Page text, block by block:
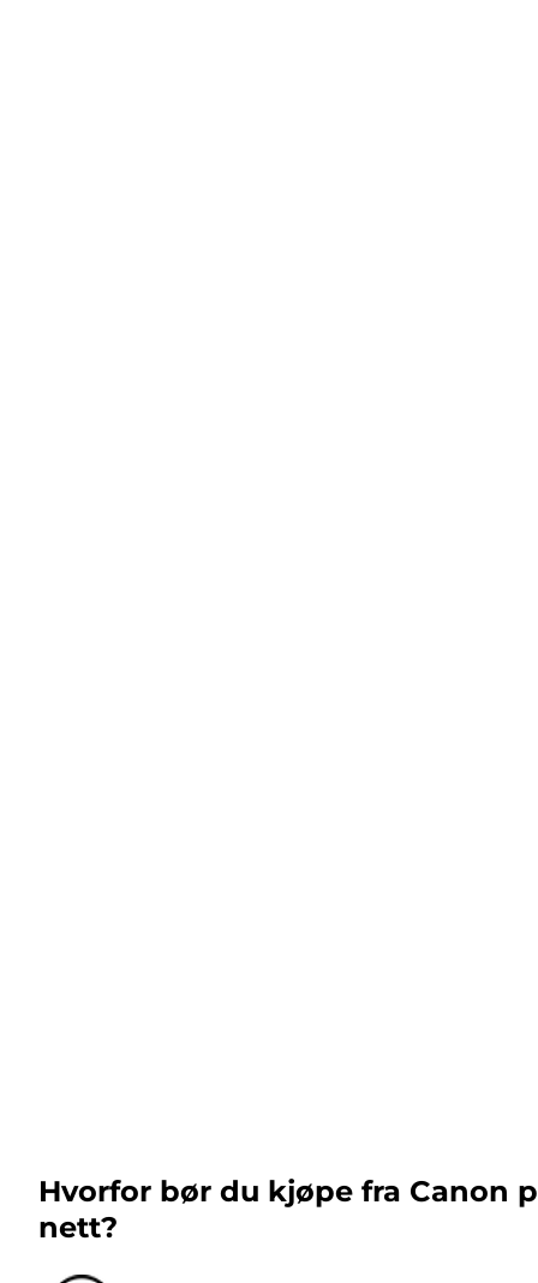
Hvorfor bør du kjøpe fra Canon
nett?